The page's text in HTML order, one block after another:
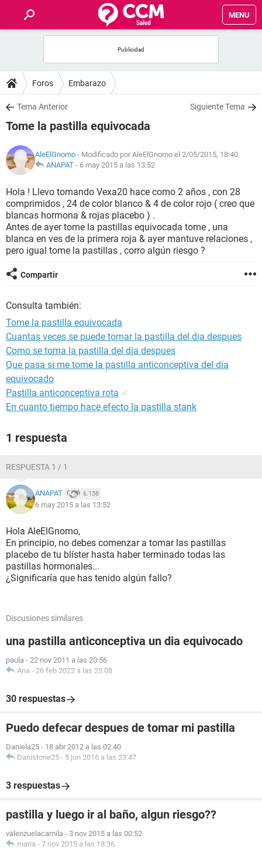
MENU
FOROS
SALUD
NUTRICIÓN
BIENESTAR
SEXUALIDAD
GLOSARIO
Foros Embarazo
Tema Anterior Siguiente Tema
Tome la pastilla equivocada
AleElGnomo - Modificado por AleElGnomo el 2/05/2015, 18:40
ANAPAT - 6 may 2015 a las 13:52
Hola ! Llevo tomando Vexa20 hace como 2 años , con 28
comprimidos , 24 de color blanco & 4 de color rojo ( creo que
blancas hormona & rojas placebo ) .
Antes de ayer tome la pastillas equivocada tome , una
blanca en ves de la primera roja & ayer mantuve relaciones ,
pero igual tome la pastillas , corro algún riesgo ?
Compartir
Consulta también:
Tome la pastilla equivocada
Cuantas veces se puede tomar la pastilla del dia despues
Como se toma la pastilla del dia despues
Que pasa si me tome la pastilla anticonceptiva del dia
equivocado
Pastilla anticonceptiva rota ✓
En cuanto tiempo hace efecto la pastilla stank
1 respuesta
RESPUESTA 1 / 1
ANAPAT 6.138
6 may 2015 a las 13:52
Hola AleElGnomo,
En principio, no debes comenzar a tomar las pastillas
placebo de tu blíster hasta haber terminado todas las
pastillas hormonales...
¿Significaría que has tenido algún fallo?
Discusiones similares
una pastilla anticonceptiva un dia equivocado
paula - 22 nov 2011 a las 20:56
Ana - 26 feb 2022 a las 23:08
30 respuestas
Puedo defecar despues de tomar mi pastilla
Daniela25 - 18 abr 2012 a las 02:40
Danistone25 - 5 jun 2016 a las 23:47
3 respuestas
pastilla y luego ir al baño, algun riesgo??
valenzuelacamila - 3 nov 2015 a las 00:52
maria - 7 nov 2015 a las 18:36